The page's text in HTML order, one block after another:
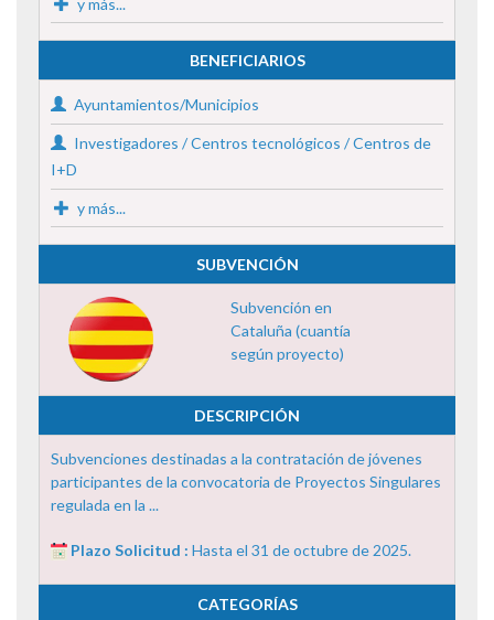
BENEFICIARIOS
Ayuntamientos/Municipios
Investigadores / Centros tecnológicos / Centros de
I+D
y más...
SUBVENCIÓN
Subvención en
Cataluña (cuantía
según proyecto)
DESCRIPCIÓN
Subvenciones destinadas a la contratación de jóvenes
participantes de la convocatoria de Proyectos Singulares
regulada en la ...
Plazo Solicitud : Hasta el 31 de octubre de 2025.
CATEGORÍAS